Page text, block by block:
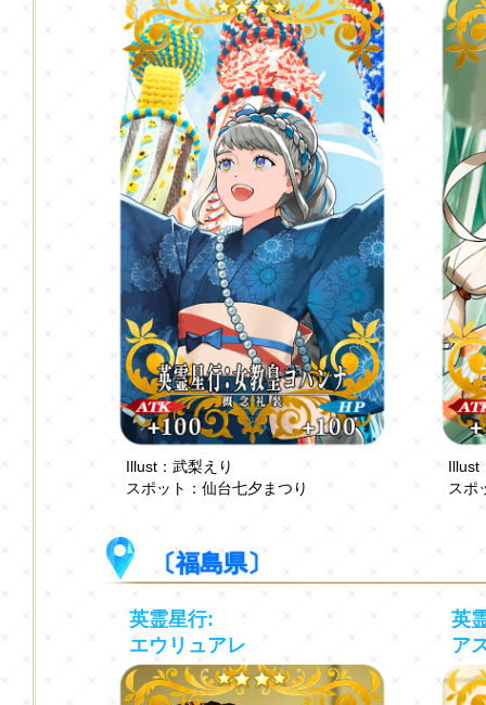
Illust：武梨えり
スポット：仙台七夕まつり
Illust
スポ
〔福島県〕
英霊星行:
エウリュアレ
英
ア